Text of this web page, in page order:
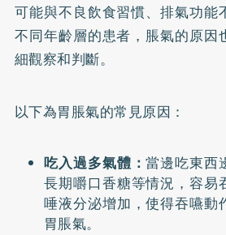
可能與不良飲食習慣、排氣功能
不同年齡層的患者，脹氣的原因
細觀察和判斷。
以下為胃脹氣的常見原因：
吃入過多氣體：當邊吃東西
長期嚼口香糖等情況，容易
唾液分泌增加，使得吞嚥動
胃脹氣。